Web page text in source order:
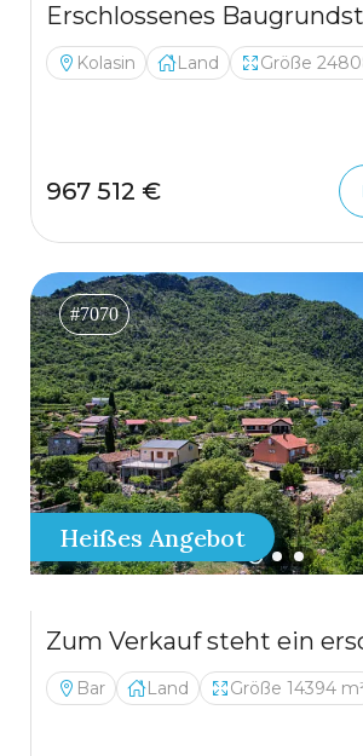
Kolasin Land Größe
967 512 €
#7070
Heißes Angebot
Bar Land Größe 14394